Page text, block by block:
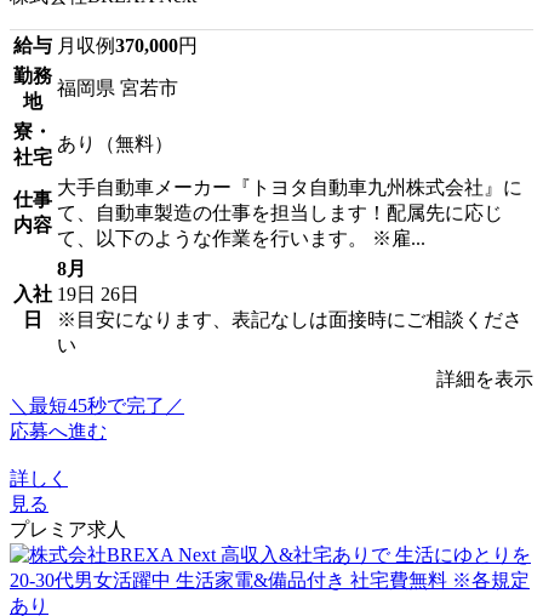
給与 月収例370,000円
勤務
地
福岡県 宮若市
寮・
社宅
あり（無料）
仕事
内容
大手自動車メーカー『トヨタ自動車九州株式会社』に
て、自動車製造の仕事を担当します！配属先に応じ
て、以下のような作業を行います。 ※雇...
入社
日
8月
19日 26日
※目安になります、表記なしは面接時にご相談くださ
い
詳細を表示
＼最短45秒で完了／
応募へ進む
詳しく
見る
プレミア求人